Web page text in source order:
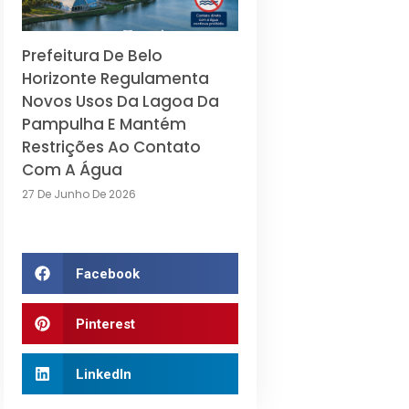
Prefeitura De Belo
Horizonte Regulamenta
Novos Usos Da Lagoa Da
Pampulha E Mantém
Restrições Ao Contato
Com A Água
27 De Junho De 2026
Facebook
Pinterest
LinkedIn